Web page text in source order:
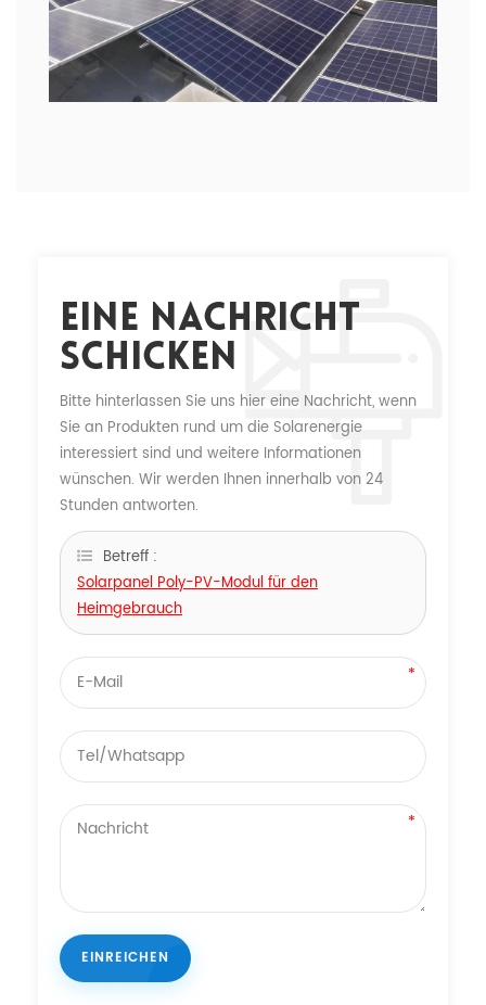
Eine Nachricht
Schicken
Bitte hinterlassen Sie uns hier eine Nachricht, wenn
Sie an Produkten rund um die Solarenergie
interessiert sind und weitere Informationen
wünschen. Wir werden Ihnen innerhalb von 24
Stunden antworten.
Betreff :
Solarpanel Poly-PV-Modul für den
Heimgebrauch